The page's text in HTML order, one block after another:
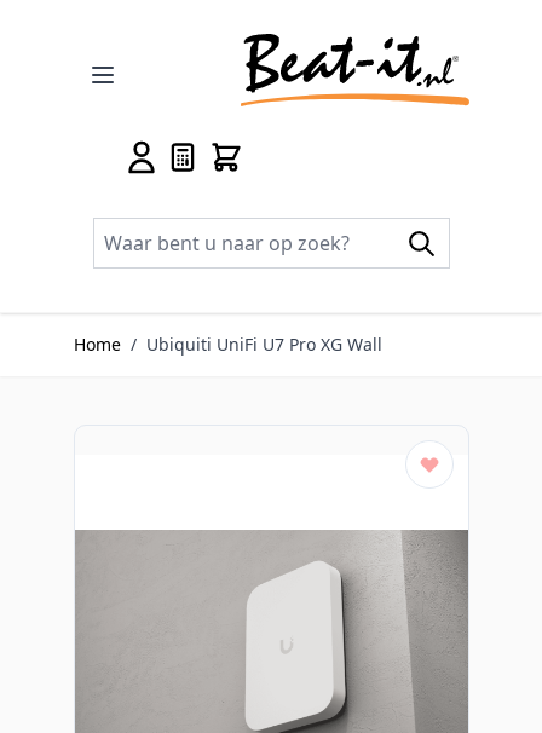
Home / Ubiquiti UniFi U7 Pro XG Wall